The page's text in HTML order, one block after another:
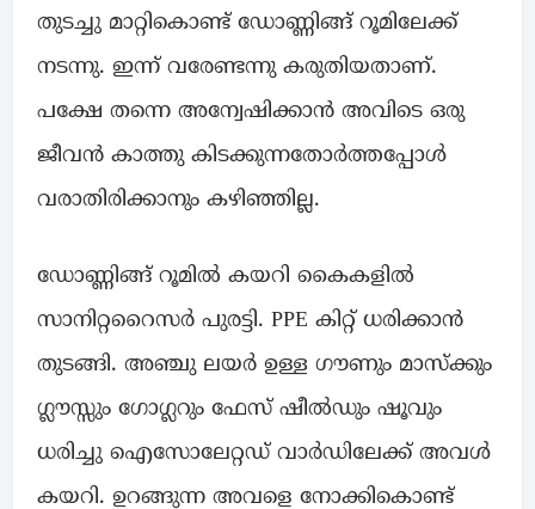
തുടച്ചു മാറ്റികൊണ്ട് ഡോണ്ണിങ്ങ് റൂമിലേക്ക്
നടന്നു. ഇന്ന് വരേണ്ടന്നു കരുതിയതാണ്.
പക്ഷേ തന്നെ അന്വേഷിക്കാൻ അവിടെ ഒരു
ജീവൻ കാത്തു കിടക്കുന്നതോർത്തപ്പോൾ
വരാതിരിക്കാനും കഴിഞ്ഞില്ല.
ഡോണ്ണിങ്ങ് റൂമിൽ കയറി കൈകളിൽ
സാനിറ്ററൈസർ പുരട്ടി. PPE കിറ്റ് ധരിക്കാൻ
തുടങ്ങി. അഞ്ചു ലയർ ഉള്ള ഗൗണും മാസ്ക്കും
ഗ്ലൗസ്സും ഗോഗ്ലറും ഫേസ് ഷീൽഡും ഷൂവും
ധരിച്ചു ഐസോലേറ്റഡ് വാർഡിലേക്ക് അവൾ
കയറി. ഉറങ്ങുന്ന അവളെ നോക്കികൊണ്ട്